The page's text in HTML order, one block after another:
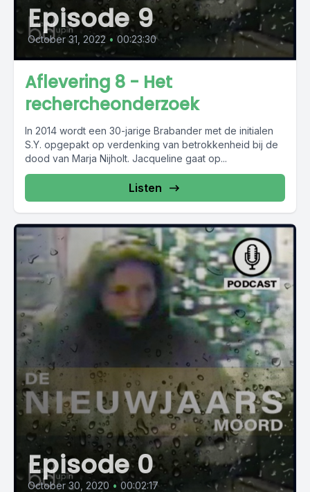
Episode 9
October 31, 2022 • 00:23:30
Aflevering 8 - Het
rechercheonderzoek
In 2014 wordt een 30-jarige Brabander met de initialen
S.Y. opgepakt op verdenking van betrokkenheid bij de
dood van Marja Nijholt. Jacqueline gaat op...
Listen
Episode 0
October 30, 2020 • 00:02:17